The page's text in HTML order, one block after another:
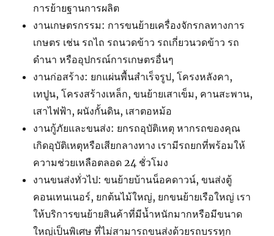
การย้ายฐานการผลิต
งานเกษตรกรรม: การขนย้ายเครื่องจักรกลทางการ
เกษตร เช่น รถไถ รถนวดข้าว รถเกี่ยวนวดข้าว รถ
ดำนา หรืออุปกรณ์การเกษตรอื่นๆ
งานก่อสร้าง: ยกแผ่นพื้นสำเร็จรูป, โครงหลังคา,
เทปูน, โครงสร้างเหล็ก, ขนย้ายเสาเข็ม, คานสะพาน,
เสาไฟฟ้า, ผนังกั้นดิน, เสาตอหม้อ
งานกู้ภัยและขนส่ง: ยกรถอุบัติเหตุ หากรถของคุณ
เกิดอุบัติเหตุหรือเสียกลางทาง เรามีรถยกที่พร้อมให้
ความช่วยเหลือตลอด 24 ชั่วโมง
งานขนส่งทั่วไป: ขนย้ายบ้านน็อคดาวน์, ขนส่งตู้
คอนเทนเนอร์, ยกต้นไม้ใหญ่, ยกขนย้ายเรือใหญ่ เรา
ให้บริการขนย้ายสินค้าที่มีน้ำหนักมากหรือมีขนาด
ใหญ่เป็นพิเศษ ที่ไม่สามารถขนส่งด้วยรถบรรทุก